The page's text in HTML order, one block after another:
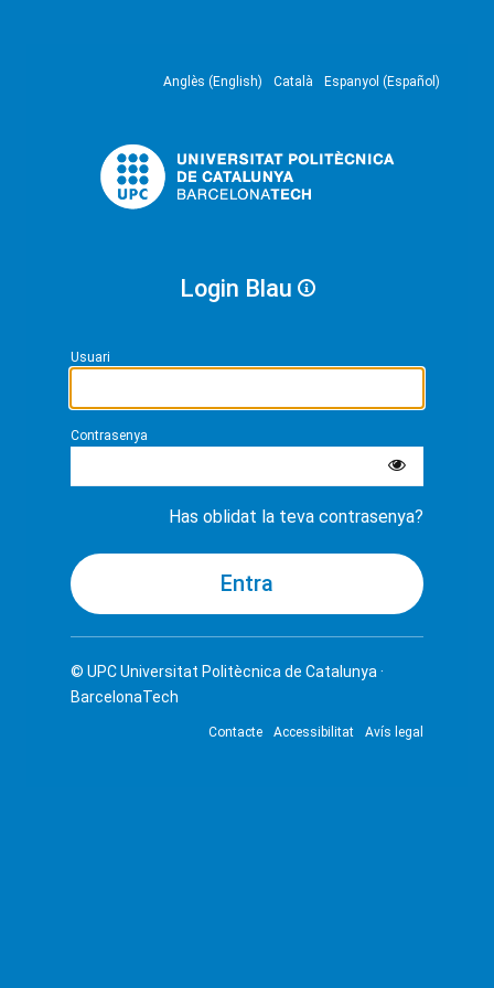
Anglès (English) Català Espanyol (Español)
Login Blau
Usuari
Contrasenya
Has oblidat la teva contrasenya?
© UPCUniversitat Politècnica de Catalunya ·
BarcelonaTech
Contacte Accessibilitat Avís legal